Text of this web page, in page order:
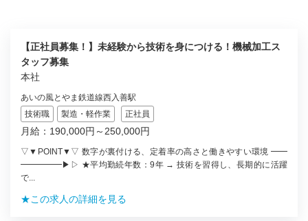
【正社員募集！】未経験から技術を身につける！機械加工ス
タッフ募集
本社
あいの風とやま鉄道線西入善駅
技術職
製造・軽作業 正社員
月給：190,000円～250,000円
▽▼POINT▼▽ 数字が裏付ける、定着率の高さと働きやすい環境 ━━
━━━━━▶▷ ★平均勤続年数：9年 → 技術を習得し、長期的に活躍
で...
★この求人の詳細を見る